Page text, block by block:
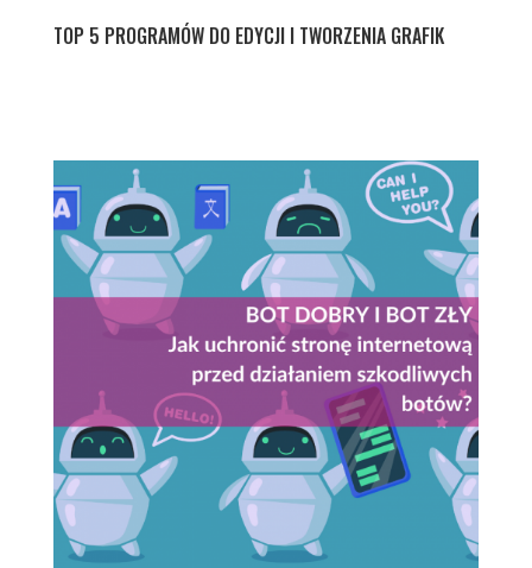
TOP 5 PROGRAMÓW DO EDYCJI I TWORZENIA GRAFIK